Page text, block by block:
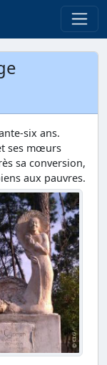
six ans.
ses mœurs
sa conversion,
aux pauvres.